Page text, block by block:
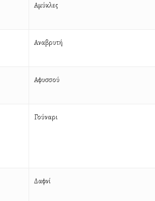
Αμύκλες
Αναβρυτή
Αφυσσού
Γούναρι
Δαφνί